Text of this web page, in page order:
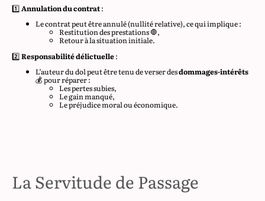
1️⃣Annulation du contrat:
Le contrat peut être annulé (nullité relative), ce qui implique :
Restitution des prestations 🛑,
Retour à la situation initiale.
2️⃣Responsabilité délictuelle:
L’auteur du dol peut être tenu de verser desdommages-intérêts
💰 pour réparer :
Les pertes subies,
Le gain manqué,
Le préjudice moral ou économique.
La Servitude de Passage